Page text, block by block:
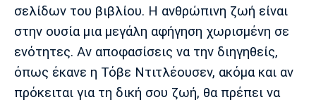
Μπορούσια
Ντόρτμουντ
Παρί Σεν
Ζερμέν
Μαρσέιγ
σελίδων του βιβλίου. Η ανθρώπινη ζωή είναι
στην ουσία μια μεγάλη αφήγηση χωρισμένη σε
ενότητες. Αν αποφασίσεις να την διηγηθείς,
όπως έκανε η Τόβε Ντιτλέουσεν, ακόμα και αν
πρόκειται για τη δική σου ζωή, θα πρέπει να